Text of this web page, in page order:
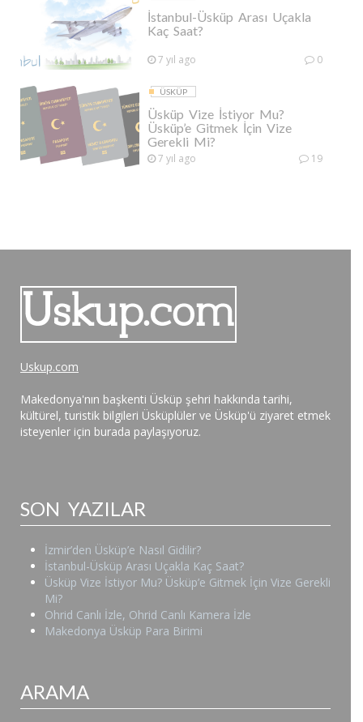
İstanbul-Üsküp Arası Uçakla
Kaç Saat?
7 yıl ago 0
ÜSKÜP
Üsküp Vize İstiyor Mu?
Üsküp’e Gitmek İçin Vize
Gerekli Mi?
7 yıl ago 19
Uskup.com
Makedonya'nın başkenti Üsküp şehri hakkında tarihi,
kültürel, turistik bilgileri Üsküplüler ve Üsküp'ü ziyaret etmek
isteyenler için burada paylaşıyoruz.
SON YAZILAR
İzmir’den Üsküp’e Nasıl Gidilir?
İstanbul-Üsküp Arası Uçakla Kaç Saat?
Üsküp Vize İstiyor Mu? Üsküp’e Gitmek İçin Vize Gerekli
Mi?
Ohrid Canlı İzle, Ohrid Canlı Kamera İzle
Makedonya Üsküp Para Birimi
ARAMA